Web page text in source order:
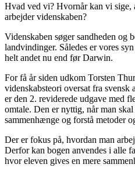
Hvad ved vi? Hvornår kan vi sige,
arbejder videnskaben?
Videnskaben søger sandheden og
landvindinger. Således er vores
helt andet nu end før Darwin.
For få år siden udkom Torsten
videnskabs­teori oversat fra
er den 2. reviderede udgave med
omtale. Den er nyttig, når man
sammenhænge og forstå metoder
Der er fokus på, hvordan man
Derfor kan bogen anvendes i alle
hvor eleven gives en mere